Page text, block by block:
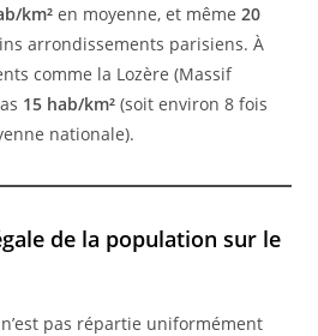
km² en moyenne, et même20
arrondissements parisiens. À
comme la Lozère (Massif
15 hab/km² (soit environ 8 fois
nationale).
de la population sur le
pas répartie uniformément